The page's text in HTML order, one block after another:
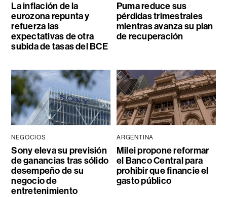
La inflación de la
eurozona repunta y
refuerza las
expectativas de otra
subida de tasas del BCE
Puma reduce sus
pérdidas trimestrales
mientras avanza su plan
de recuperación
NEGOCIOS
Sony eleva su previsión
de ganancias tras sólido
desempeño de su
negocio de
entretenimiento
ARGENTINA
Milei propone reformar
el Banco Central para
prohibir que financie el
gasto público